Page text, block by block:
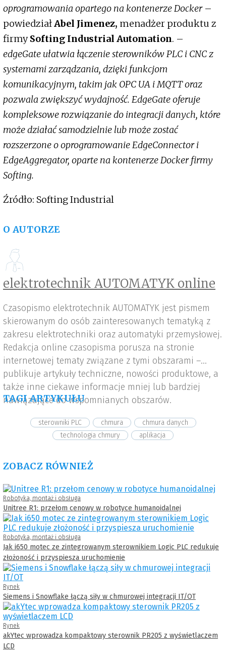
oprogramowania opartego na kontenerze Docker–
powiedziałAbel Jimenez, menadżer produktu z
firmySofting Industrial Automation. –
edgeGate ułatwia łączenie sterowników PLC i CNC z
systemami zarządzania, dzięki funkcjom
komunikacyjnym, takim jak OPC UA i MQTT oraz
pozwala zwiększyć wydajność. EdgeGate oferuje
kompleksowe rozwiązanie do integracji danych, które
może działać samodzielnie lub może zostać
rozszerzone o oprogramowanie EdgeConnector i
EdgeAggregator, oparte na kontenerze Docker firmy
Softing.
Źródło: Softing Industrial
O AUTORZE
elektrotechnik AUTOMATYK online
Czasopismo elektrotechnik AUTOMATYK jest pismem
skierowanym do osób zainteresowanych tematyką z
zakresu elektrotechniki oraz automatyki przemysłowej.
Redakcja online czasopisma porusza na stronie
internetowej tematy związane z tymi obszarami –
publikuje artykuły techniczne, nowości produktowe, a
także inne ciekawe informacje mniej lub bardziej
nawiązujące do wspomnianych obszarów.
TAGI ARTYKUŁU
sterowniki PLC chmura
chmura danych
technologia chmury
aplikacja
ZOBACZ RÓWNIEŻ
Robotyka, montaż i obsługa
Unitree R1: przełom cenowy w robotyce humanoidalnej
Robotyka, montaż i obsługa
Jak i650 motec ze zintegrowanym sterownikiem Logic PLC redukuje
złożoność i przyspiesza uruchomienie
Rynek
Siemens i Snowflake łączą siły w chmurowej integracji IT/OT
Rynek
akYtec wprowadza kompaktowy sterownik PR205 z wyświetlaczem
LCD